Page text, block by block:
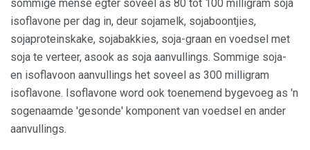
sommige mense egter soveel as 80 tot 100 milligram soja
isoflavone per dag in, deur sojamelk, sojaboontjies,
sojaproteinskake, sojabakkies, soja-graan en voedsel met
soja te verteer, asook as soja aanvullings. Sommige soja-
en isoflavoon aanvullings het soveel as 300 milligram
isoflavone. Isoflavone word ook toenemend bygevoeg as 'n
sogenaamde 'gesonde' komponent van voedsel en ander
aanvullings.